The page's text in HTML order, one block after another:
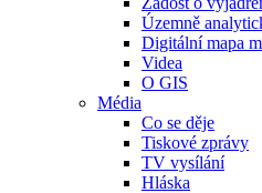
Územně
Digitální mapa
Videa
O GIS
Média
Co se děje
Tiskové zprávy
TV vysílání
Hláska